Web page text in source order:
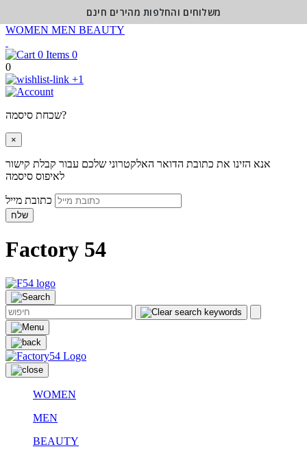
WOMEN MEN BEAUTY
0
0
+1
שכחת סיסמה?
×
אנא הזינו את כתובת הדואר האלקטרוני שלכם עבור קבלת קישור
לאיפוס סיסמה
שלח
Factory 54
WOMEN
MEN
BEAUTY
משלוחים והחלפות מהירים חינם